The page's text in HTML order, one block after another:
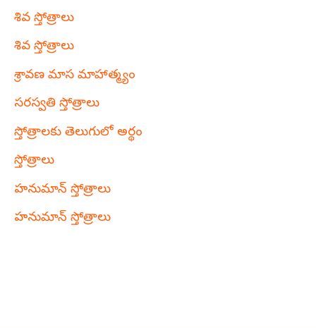
శివ స్తోత్రాలు
శివ స్తోత్రాలు
శ్రావణ మాస మాహాత్మ్యం
సరస్వతి స్తోత్రాలు
స్తోత్రాలకు తెలుగులో అర్థం
స్తోత్రాలు
హనుమాన్ స్తోత్రాలు
హనుమాన్ స్తోత్రాలు